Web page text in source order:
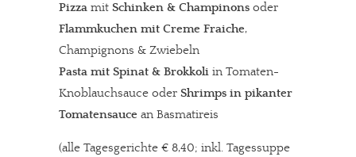
Pizza mit Schinken & Champinons oder
Flammkuchen mit Creme Fraiche,
Champignons & Zwiebeln
Pasta mit Spinat & Brokkoli in Tomaten-
Knoblauchsauce oder Shrimps in pikanter
Tomatensauce an Basmatireis
(alle Tagesgerichte € 8,40; inkl. Tagessuppe